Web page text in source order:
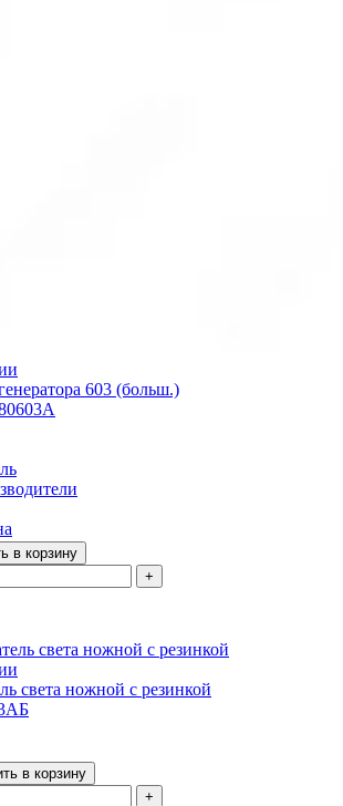
603 (больш.)
в корзину
+
света ножной с резинкой
в корзину
+